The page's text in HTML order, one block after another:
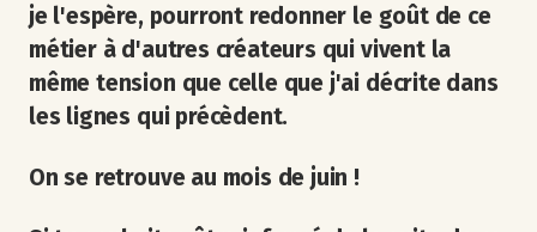
je l'espère, pourront redonner le goût de ce
métier à d'autres créateurs qui vivent la
même tension que celle que j'ai décrite dans
les lignes qui précèdent.
On se retrouve au mois de juin !